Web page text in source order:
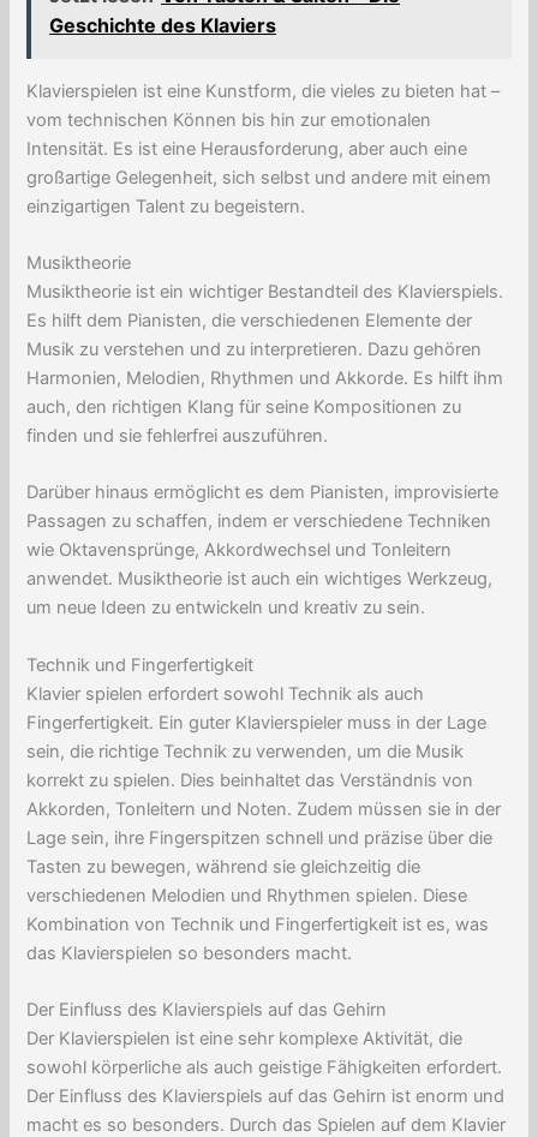
Geschichte des Klaviers
Klavierspielen ist eine Kunstform, die vieles zu bieten hat –
vom technischen Können bis hin zur emotionalen
Intensität. Es ist eine Herausforderung, aber auch eine
großartige Gelegenheit, sich selbst und andere mit einem
einzigartigen Talent zu begeistern.
Musiktheorie
Musiktheorie ist ein wichtiger Bestandteil des Klavierspiels.
Es hilft dem Pianisten, die verschiedenen Elemente der
Musik zu verstehen und zu interpretieren. Dazu gehören
Harmonien, Melodien, Rhythmen und Akkorde. Es hilft ihm
auch, den richtigen Klang für seine Kompositionen zu
finden und sie fehlerfrei auszuführen.
Darüber hinaus ermöglicht es dem Pianisten, improvisierte
Passagen zu schaffen, indem er verschiedene Techniken
wie Oktavensprünge, Akkordwechsel und Tonleitern
anwendet. Musiktheorie ist auch ein wichtiges Werkzeug,
um neue Ideen zu entwickeln und kreativ zu sein.
Technik und Fingerfertigkeit
Klavier spielen erfordert sowohl Technik als auch
Fingerfertigkeit. Ein guter Klavierspieler muss in der Lage
sein, die richtige Technik zu verwenden, um die Musik
korrekt zu spielen. Dies beinhaltet das Verständnis von
Akkorden, Tonleitern und Noten. Zudem müssen sie in der
Lage sein, ihre Fingerspitzen schnell und präzise über die
Tasten zu bewegen, während sie gleichzeitig die
verschiedenen Melodien und Rhythmen spielen. Diese
Kombination von Technik und Fingerfertigkeit ist es, was
das Klavierspielen so besonders macht.
Der Einfluss des Klavierspiels auf das Gehirn
Der Klavierspielen ist eine sehr komplexe Aktivität, die
sowohl körperliche als auch geistige Fähigkeiten erfordert.
Der Einfluss des Klavierspiels auf das Gehirn ist enorm und
macht es so besonders. Durch das Spielen auf dem Klavier